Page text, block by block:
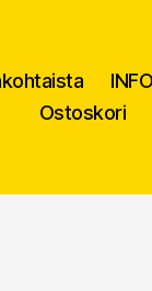
INFO
Ostoskori